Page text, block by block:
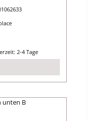
Preis:
2-4 Tage